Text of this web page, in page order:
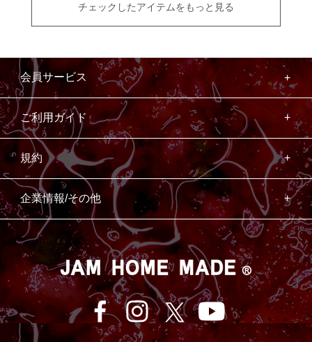
チェックしたアイテムをもっと見る
会員サービス
ご利用ガイド
規約
企業情報/その他